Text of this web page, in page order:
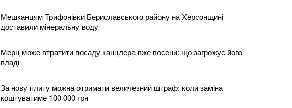
Мешканцям Трифонівки Бериславського району на Херсонщині
доставили мінеральну воду
Мерц може втратити посаду канцлера вже восени: що загрожує його
владі
За нову плиту можна отримати величезний штраф: коли заміна
коштуватиме 100 000 грн